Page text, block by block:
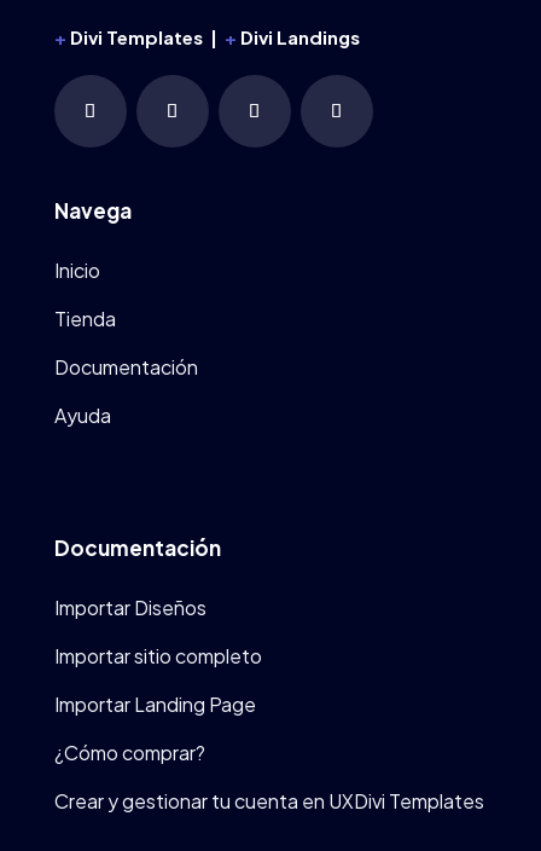
+ Divi Templates | + Divi Landings
Navega
Inicio
Tienda
Documentación
Ayuda
Documentación
Importar Diseños
Importar sitio completo
Importar Landing Page
¿Cómo comprar?
Crear y gestionar tu cuenta en UXDivi Templates